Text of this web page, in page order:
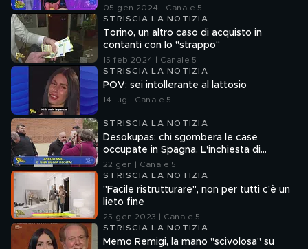
nel fuorionda
05 gen 2024 | Canale 5
STRISCIA LA NOTIZIA
Torino, un altro caso di acquisto in
contanti con lo "strappo"
15 feb 2024 | Canale 5
STRISCIA LA NOTIZIA
POV: sei intollerante al lattosio
14 lug | Canale 5
STRISCIA LA NOTIZIA
Desokupas: chi sgombera le case
occupate in Spagna. L'inchiesta di
Francesco Mazza
22 gen | Canale 5
STRISCIA LA NOTIZIA
"Facile ristrutturare", non per tutti c'è un
lieto fine
25 gen 2023 | Canale 5
STRISCIA LA NOTIZIA
Memo Remigi, la mano "scivolosa" su